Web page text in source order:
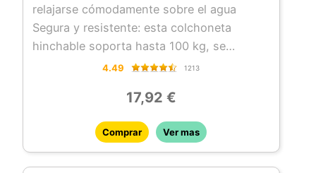
relajarse cómodamente sobre el agua
Segura y resistente: esta colchoneta
hinchable soporta hasta 100 kg, se
compone de dos cámaras de aire
resistente de 0,28 mm de grosor
Fácil de inflar y transportar: la colchoneta
hinchable de INTEX se infla rápidamente y
sin esfuerzo, permitiéndote comenzar tu
4.49 1213
17,92 €
Comprar Ver mas